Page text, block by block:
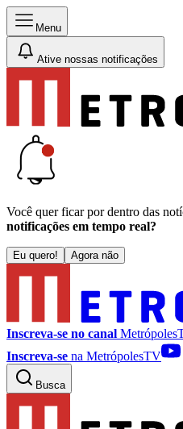
Menu
Ative nossas notificações
Você quer ficar por dentro das
notificações em tempo real?
Eu quero! Agora não
Inscreva-se no canal
Inscreva-se na MetrópolesTV
Busca